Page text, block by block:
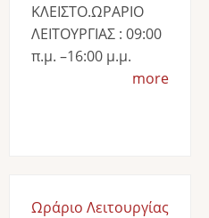
ΚΛΕΙΣΤΟ.ΩΡΑΡΙΟ
ΛΕΙΤΟΥΡΓΙΑΣ : 09:00
π.μ. –16:00 μ.μ.
more
Ωράριο Λειτουργίας